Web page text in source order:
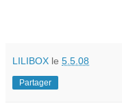
LILIBOX le 5.5.08
Partager